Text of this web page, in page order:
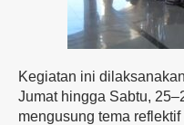
Kegiatan ini dilaksanakan
Jumat hingga Sabtu, 25–
mengusung tema reflektif